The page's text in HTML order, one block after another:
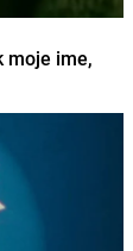
moje ime,